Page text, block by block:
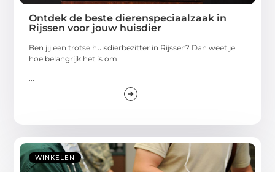
Ontdek de beste dierenspeciaalzaak in
Rijssen voor jouw huisdier
Ben jij een trotse huisdierbezitter in Rijssen? Dan weet je
hoe belangrijk het is om
...
WINKELEN